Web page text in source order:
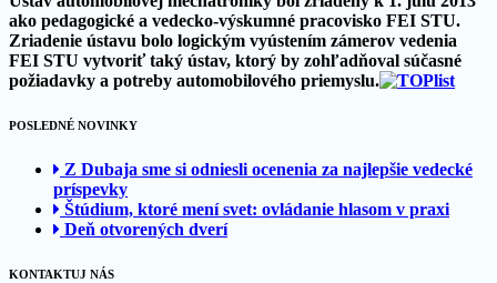
ako pedagogické a vedecko-výskumné pracovisko FEI STU.
Zriadenie ústavu bolo logickým vyústením zámerov vedenia
FEI STU vytvoriť taký ústav, ktorý by zohľadňoval súčasné
požiadavky a potreby automobilového priemyslu.
POSLEDNÉ NOVINKY
Z Dubaja sme si odniesli ocenenia za najlepšie vedecké
príspevky
Štúdium, ktoré mení svet: ovládanie hlasom v praxi
Deň otvorených dverí
KONTAKTUJ NÁS